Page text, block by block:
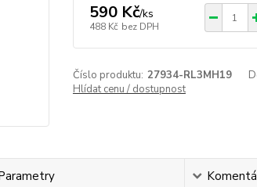
590 Kč/ks
488 Kč bez DPH
Číslo produktu: 27934-RL3MH19
Hlídat cenu / dostupnost